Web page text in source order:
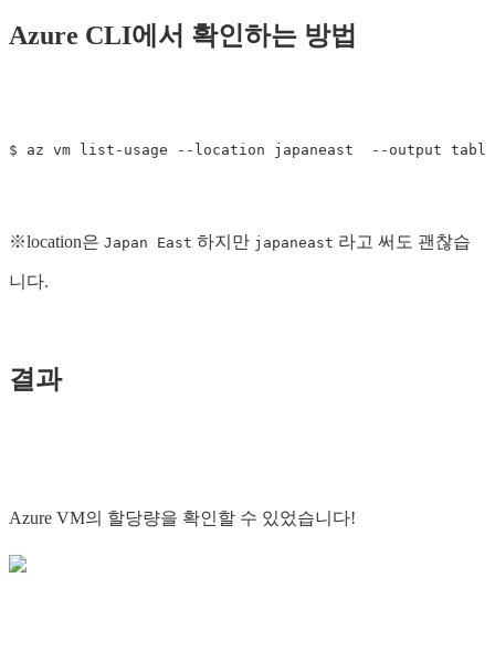
Azure CLI에서 확인하는 방법
$ az vm list-usage --location japaneast --output
※location은 Japan East 하지만 japaneast 라고 써도 괜찮습
니다.
결과
Azure VM의 할당량을 확인할 수 있었습니다!